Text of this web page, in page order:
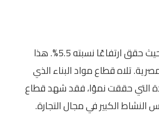
في المرتبة الثانية، جاء قطاع الرعاية الصحية والأدوية، حيث حقق ارتفاعًا نسبته 5.5%. هذا
تلاه قطاع مواد البناء الذي
الوحيدة التي حققت نموًا، فقد شهد قطاع